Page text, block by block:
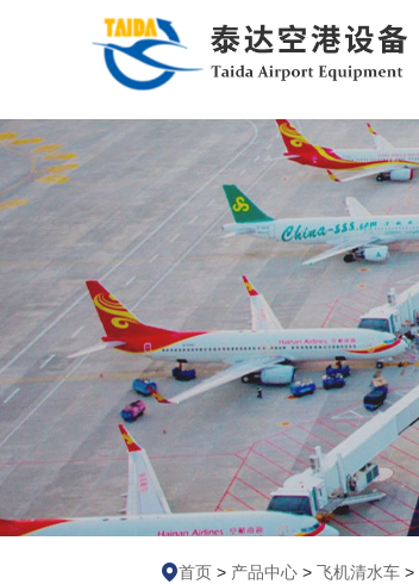
首页 > 产品中心 >飞机清水车 >